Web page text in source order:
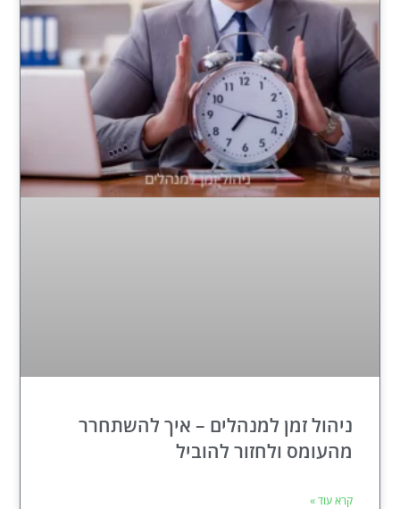
ניהול זמן למנהלים – איך להשתחרר
מהעומס ולחזור להוביל
קרא עוד »